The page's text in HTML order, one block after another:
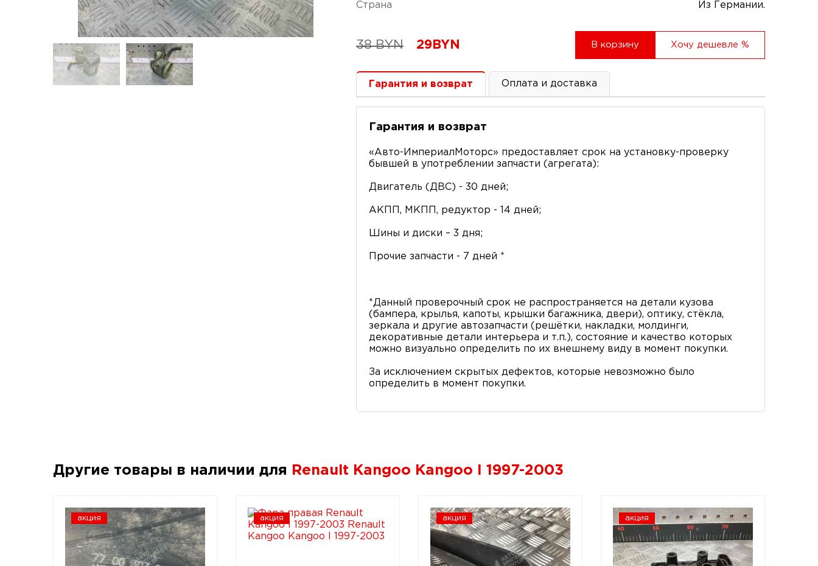
Cтрана
Из Германии.
38BYN 29 BYN В корзину Хочу дешевле %
Гарантия и возврат Оплата и доставка
Гарантия и возврат
«Авто-ИмпериалМоторс» предоставляет срок на установку-проверку
бывшей в употреблении запчасти (агрегата):
Двигатель (ДВС) - 30 дней;
АКПП, МКПП, редуктор - 14 дней;
Шины и диски – 3 дня;
Прочие запчасти - 7 дней *
*Данный проверочный срок не распространяется на детали кузова
(бампера, крылья, капоты, крышки багажника, двери), оптику, стёкла,
зеркала и другие автозапчасти (решётки, накладки, молдинги,
декоративные детали интерьера и т.п.), состояние и качество которых
можно визуально определить по их внешнему виду в момент покупки.
За исключением скрытых дефектов, которые невозможно было
определить в момент покупки.
Другие товары в наличии для Renault Kangoo Kangoo I 1997-2003
акция акция акция акция